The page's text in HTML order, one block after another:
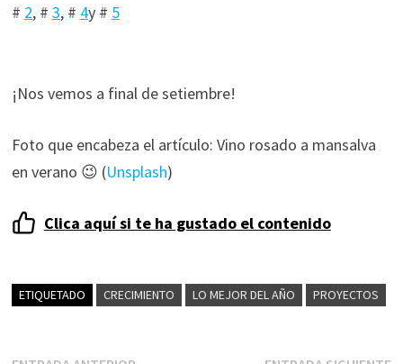
# 2, # 3, # 4y # 5
¡Nos vemos a final de setiembre!
Foto que encabeza el artículo: Vino rosado a mansalva
en verano 😉 (Unsplash)
Clica aquí si te ha gustado el contenido
ETIQUETADO CRECIMIENTO LO MEJOR DEL AÑO PROYECTOS